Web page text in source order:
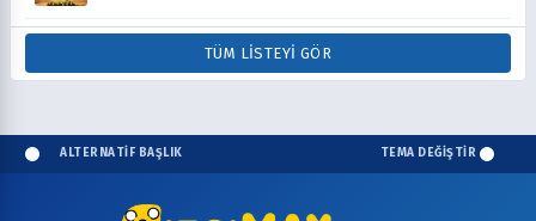
TÜM LISTEYI GÖR
ALTERNATİF BAŞLIK TEMA DEĞİŞTİR